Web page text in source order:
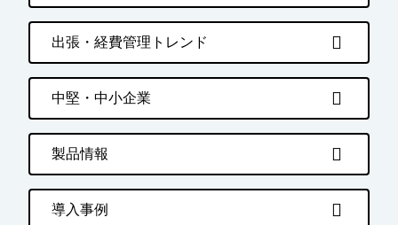
出張・経費管理トレンド
中堅・中小企業
製品情報
導入事例